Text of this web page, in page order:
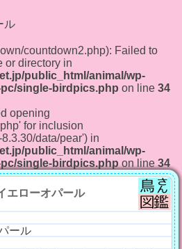
ル
countdown2.php): Failed to
or directory in
public_html/animal/wp-
single-birdpics.php on line 34
opening
for inclusion
data/pear') in
public_html/animal/wp-
single-birdpics.php on line 34
エローオパール
ール